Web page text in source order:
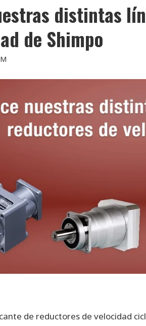
distintas
de Shimpo
de reductores de velocidad